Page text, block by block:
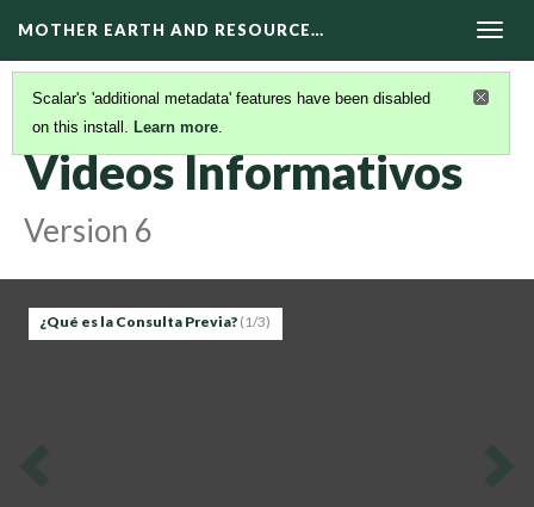
MOTHER EARTH AND RESOURCE…
Scalar's 'additional metadata' features have been disabled
on this install. Learn more.
VIDEOS EN ESPAÑOL
Videos Informativos
Version 6
¿Qué es la Consulta Previa? (1/3)